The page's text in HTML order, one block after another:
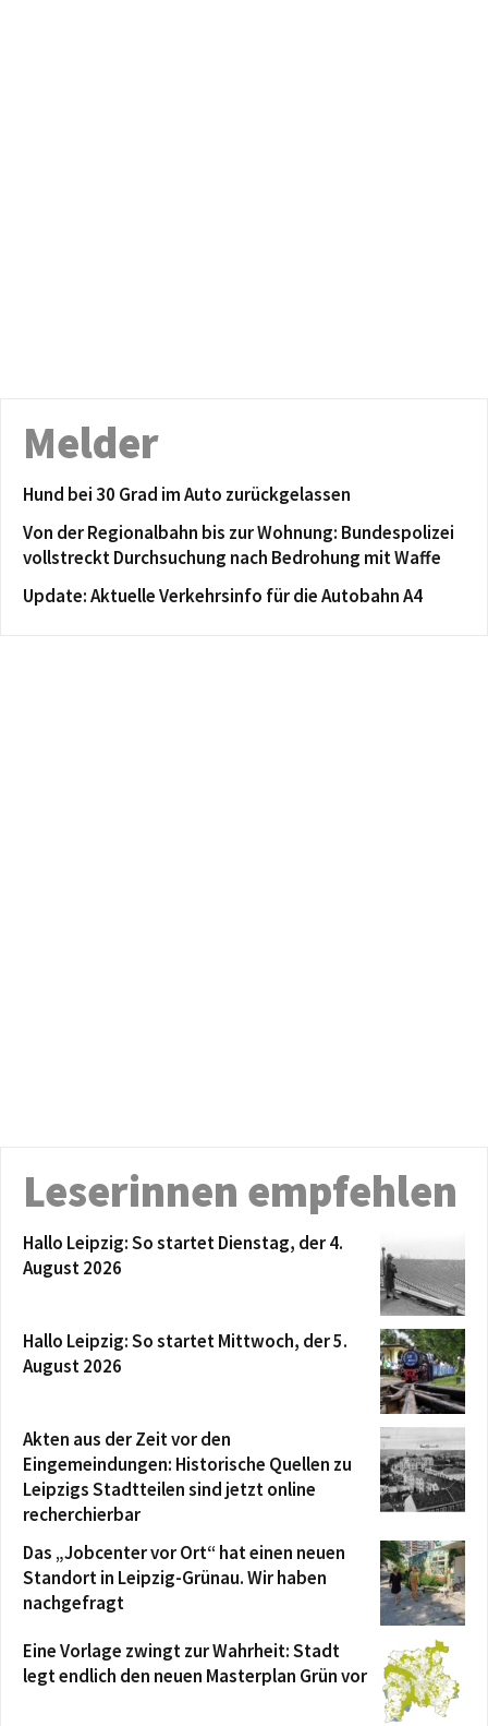
Melder
Hund bei 30 Grad im Auto zurückgelassen
Von der Regionalbahn bis zur Wohnung: Bundespolizei
vollstreckt Durchsuchung nach Bedrohung mit Waffe
Update: Aktuelle Verkehrsinfo für die Autobahn A4
Leserinnen empfehlen
Hallo Leipzig: So startet Dienstag, der 4.
August 2026
Hallo Leipzig: So startet Mittwoch, der 5.
August 2026
Akten aus der Zeit vor den
Eingemeindungen: Historische Quellen zu
Leipzigs Stadtteilen sind jetzt online
recherchierbar
Das „Jobcenter vor Ort“ hat einen neuen
Standort in Leipzig-Grünau. Wir haben
nachgefragt
Eine Vorlage zwingt zur Wahrheit: Stadt
legt endlich den neuen Masterplan Grün vor